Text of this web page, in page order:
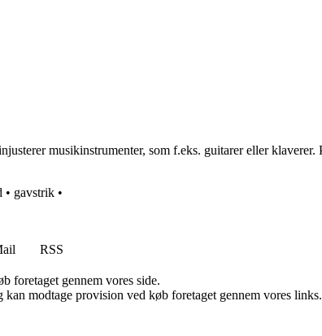
musikinstrumenter, som f.eks. guitarer eller klaverer.
• gavstrik •
RSS
foretaget gennem vores side.
modtage provision ved køb foretaget gennem vores